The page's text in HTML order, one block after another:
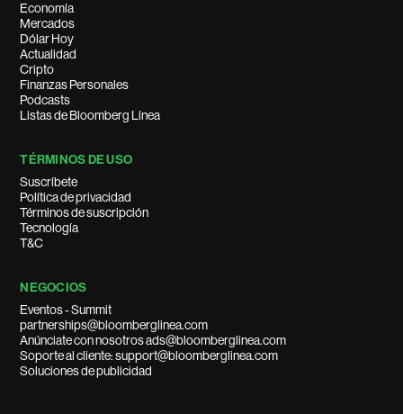
Economía
Mercados
Dólar Hoy
Actualidad
Cripto
Finanzas Personales
Podcasts
Listas de Bloomberg Línea
TÉRMINOS DE USO
Suscríbete
Política de privacidad
Términos de suscripción
Tecnología
T&C
NEGOCIOS
Eventos - Summit
partnerships@bloomberglinea.com
Anúnciate con nosotros ads@bloomberglinea.com
Soporte al cliente: support@bloomberglinea.com
Soluciones de publicidad